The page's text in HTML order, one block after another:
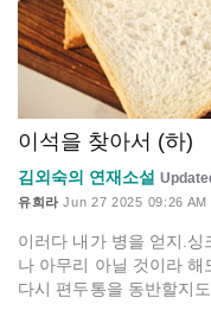
이석을 찾아서 (하)
김외숙의 연재소설
유희라 Jun 27 2025 09:26 AM
이러다 내가 병을 얻지.
나 아무리 아닐 것이라
다시 편두통을 동반할지